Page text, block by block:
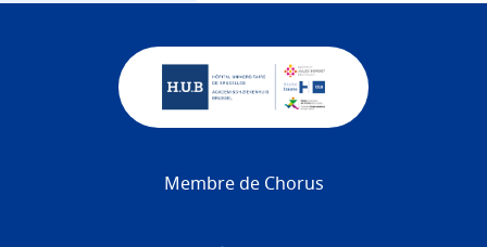
Membre de Chorus